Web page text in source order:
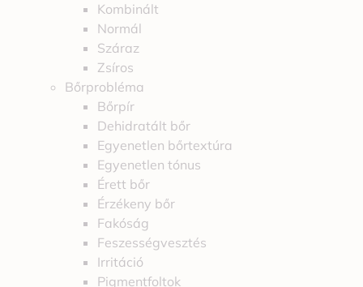
Kombinált
Normál
Száraz
Zsíros
Bőrprobléma
Bőrpír
Dehidratált bőr
Egyenetlen bőrtextúra
Egyenetlen tónus
Érett bőr
Érzékeny bőr
Fakóság
Feszességvesztés
Irritáció
Pigmentfoltok